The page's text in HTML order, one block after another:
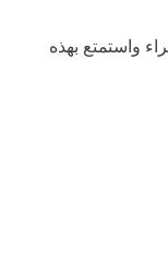
واستمتع بهذه